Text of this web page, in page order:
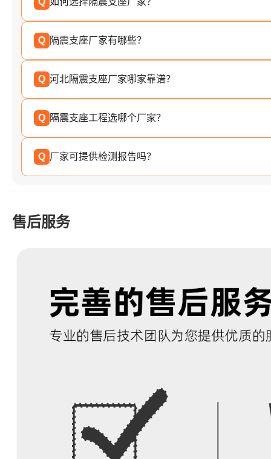
Q 隔震支座厂家有哪些？
Q 河北隔震支座厂家哪家靠谱？
Q 隔震支座工程选哪个厂家？
Q 厂家可提供检测报告吗？
售后服务